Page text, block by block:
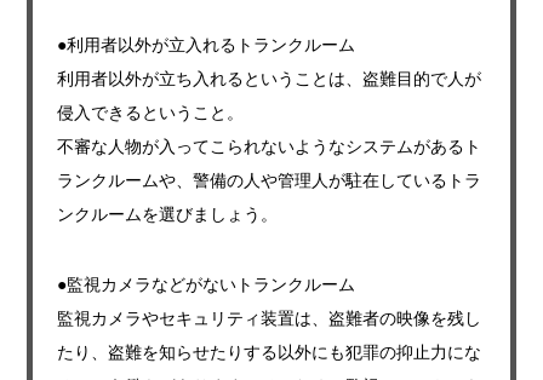
●利用者以外が立入れるトランクルーム
利用者以外が立ち入れるということは、盗難目的で人が
侵入できるということ。
不審な人物が入ってこられないようなシステムがあるト
ランクルームや、警備の人や管理人が駐在しているトラ
ンクルームを選びましょう。
●監視カメラなどがないトランクルーム
監視カメラやセキュリティ装置は、盗難者の映像を残し
たり、盗難を知らせたりする以外にも犯罪の抑止力にな